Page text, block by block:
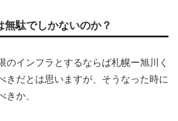
無駄でしかないのか？
のインフラとするならば札幌ー旭川く
きだとは思いますが、そうなった時に
きか、